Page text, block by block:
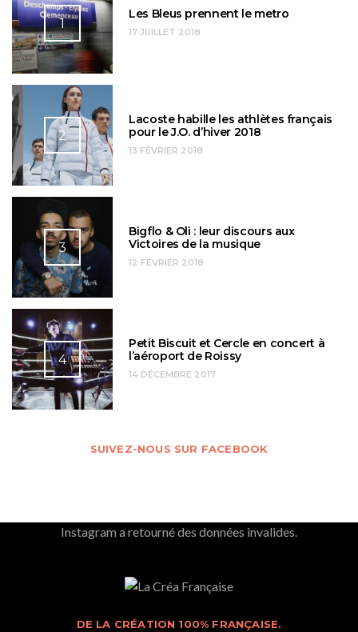
1
Les Bleus prennent le metro
17 JUILLET 2018
2
Lacoste habille les athlètes français
pour le J.O. d’hiver 2018
13 FÉVRIER 2018
3
Bigflo & Oli : leur discours aux
Victoires de la musique
12 FÉVRIER 2018
4
Petit Biscuit et Cercle en concert à
l’aéroport de Roissy
14 DÉCEMBRE 2017
SUIVEZ-NOUS SUR FACEBOOK
Instagram a retourné des données invalides.
DE LA CRÉATION 100% FRANÇAISE.